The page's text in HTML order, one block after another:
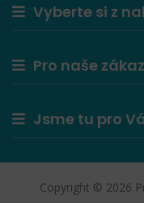
Vyberte si z
Pro naše
Jsme tu pro
Copyright © 2026